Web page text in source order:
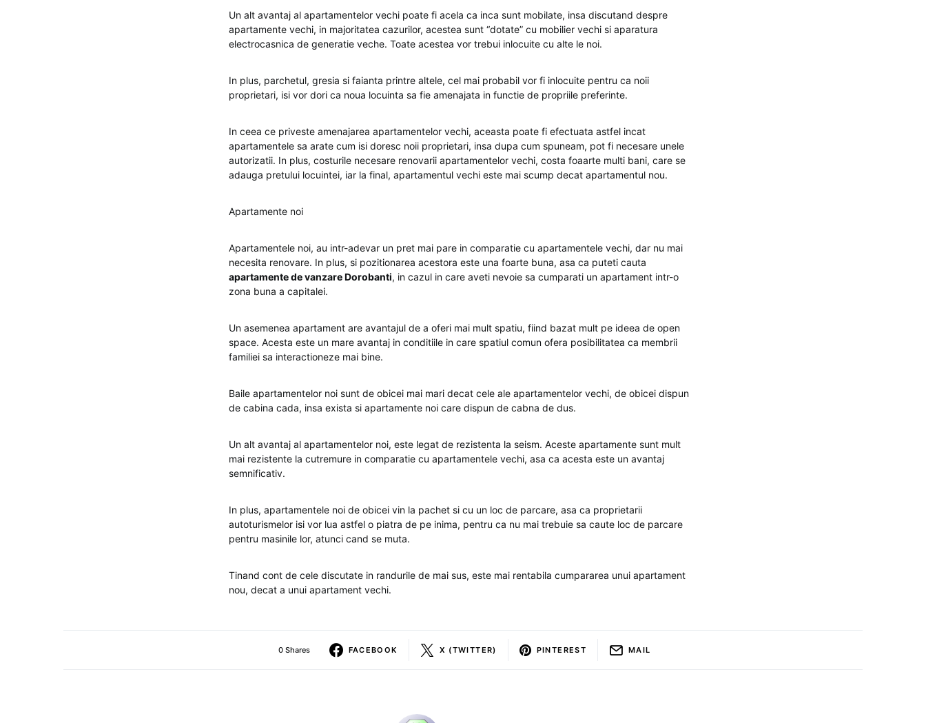
Un alt avantaj al apartamentelor vechi poate fi acela ca inca sunt mobilate, insa discutand despre
apartamente vechi, in majoritatea cazurilor, acestea sunt “dotate” cu mobilier vechi si aparatura
electrocasnica de generatie veche. Toate acestea vor trebui inlocuite cu alte le noi.
In plus, parchetul, gresia si faianta printre altele, cel mai probabil vor fi inlocuite pentru ca noii
proprietari, isi vor dori ca noua locuinta sa fie amenajata in functie de propriile preferinte.
In ceea ce priveste amenajarea apartamentelor vechi, aceasta poate fi efectuata astfel incat
apartamentele sa arate cum isi doresc noii proprietari, insa dupa cum spuneam, pot fi necesare unele
autorizatii. In plus, costurile necesare renovarii apartamentelor vechi, costa foaarte multi bani, care se
adauga pretului locuintei, iar la final, apartamentul vechi este mai scump decat apartamentul nou.
Apartamente noi
Apartamentele noi, au intr-adevar un pret mai pare in comparatie cu apartamentele vechi, dar nu mai
necesita renovare. In plus, si pozitionarea acestora este una foarte buna, asa ca puteti cauta
apartamente de vanzare Dorobanti, in cazul in care aveti nevoie sa cumparati un apartament intr-o
zona buna a capitalei.
Un asemenea apartament are avantajul de a oferi mai mult spatiu, fiind bazat mult pe ideea de open
space. Acesta este un mare avantaj in conditiile in care spatiul comun ofera posibilitatea ca membrii
familiei sa interactioneze mai bine.
Baile apartamentelor noi sunt de obicei mai mari decat cele ale apartamentelor vechi, de obicei dispun
de cabina cada, insa exista si apartamente noi care dispun de cabna de dus.
Un alt avantaj al apartamentelor noi, este legat de rezistenta la seism. Aceste apartamente sunt mult
mai rezistente la cutremure in comparatie cu apartamentele vechi, asa ca acesta este un avantaj
semnificativ.
In plus, apartamentele noi de obicei vin la pachet si cu un loc de parcare, asa ca proprietarii
autoturismelor isi vor lua astfel o piatra de pe inima, pentru ca nu mai trebuie sa caute loc de parcare
pentru masinile lor, atunci cand se muta.
Tinand cont de cele discutate in randurile de mai sus, este mai rentabila cumpararea unui apartament
nou, decat a unui apartament vechi.
0 Shares FACEBOOK X (TWITTER) PINTEREST MAIL